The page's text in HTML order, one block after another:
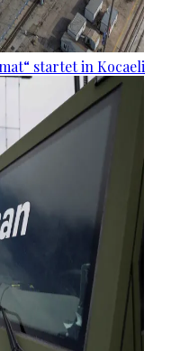
startet in Kocaeli